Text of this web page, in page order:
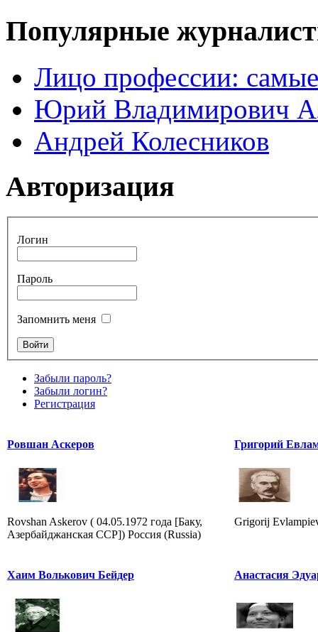
Популярные
Лицо профессии:
Юрий Владимирович
Андрей Колесников
Авторизация
Логин
Пароль
Запомнить меня
Забыли пароль?
Забыли логин?
Регистрация
Ровшан Аскеров
Rovshan Askerov ( 04.05.1972 года [Баку,
Азербайджанская ССР]) Россия (Russia)
Григорий
Grigorij
Хаим Волькович Бейдер Анастасия